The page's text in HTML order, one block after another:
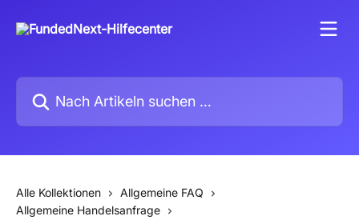
Nach Artikeln suchen …
Alle Kollektionen
Allgemeine FAQ
Allgemeine Handelsanfrage